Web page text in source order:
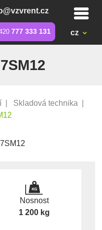
777 333 131 cz
Skladová technika
Nosnost
1 200 kg